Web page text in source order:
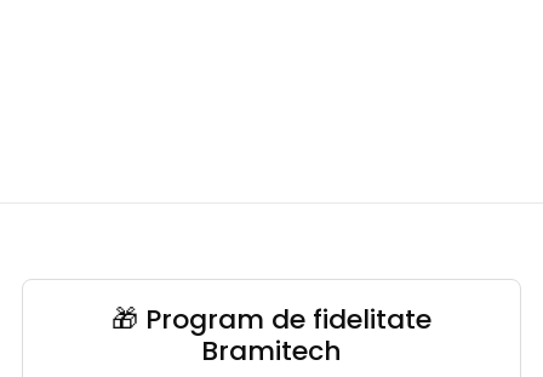
🎁 Program de fidelitate
Bramitech